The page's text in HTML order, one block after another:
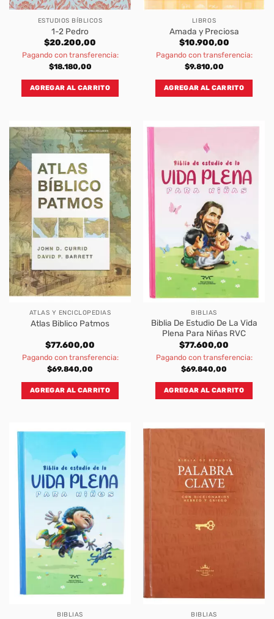
ESTUDIOS BÍBLICOS
1-2 Pedro
$20.200,00
Pagando con transferencia:
$18.180,00
AGREGAR AL CARRITO
LIBROS
Amada y Preciosa
$10.900,00
Pagando con transferencia:
$9.810,00
AGREGAR AL CARRITO
ATLAS Y ENCICLOPEDIAS
Atlas Biblico Patmos
$77.600,00
Pagando con transferencia:
$69.840,00
AGREGAR AL CARRITO
BIBLIAS
Biblia De Estudio De La Vida
Plena Para Niñas RVC
$77.600,00
Pagando con transferencia:
$69.840,00
AGREGAR AL CARRITO
BIBLIAS BIBLIAS